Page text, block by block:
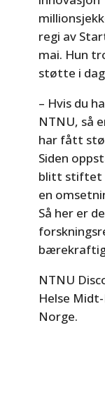
regi av
mai. Hun
støtte i
– Hvis du
NTNU, så
har fått
Siden
blitt stiftet
en
Så her er
NTNU
Helse
Norge.